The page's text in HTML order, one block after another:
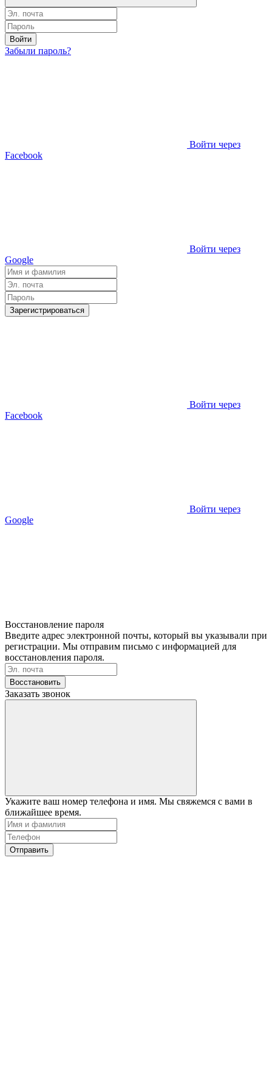
Войти
Забыли пароль?
Войти через
Facebook
Войти через
Google
Зарегистрироваться
Войти через
Facebook
Войти через
Google
Восстановление пароля
Введите адрес электронной почты, который вы указывали при
регистрации. Мы отправим письмо с информацией для
восстановления пароля.
Восстановить
Заказать звонок
Укажите ваш номер телефона и имя. Мы свяжемся с вами в
ближайшее время.
Отправить